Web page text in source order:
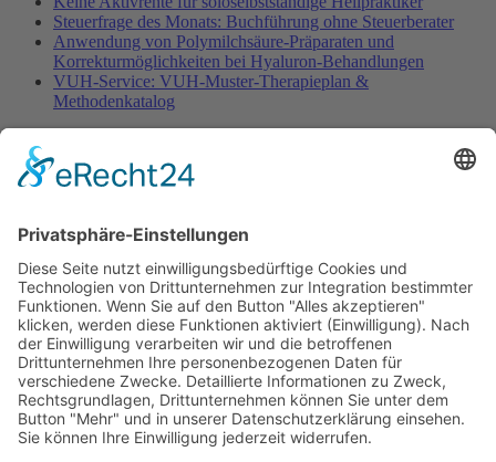
Steuerfrage des Monats: Buchführung ohne Steuerberater
Anwendung von Polymilchsäure-Präparaten und
Korrekturmöglichkeiten bei Hyaluron-Behandlungen
VUH-Service: VUH-Muster-Therapieplan &
Methodenkatalog
Fachinformationen
Erstattungsfähige rezeptfreie Medikamente
Studie: Reduziert das Darmbakterium Bacteroides vulgatus
Heißhunger auf Süßes?
Verband Unabhängiger Heilpraktiker e.V.
Diese E-Mail-Adresse ist vor Spambots geschützt! Zur
Anzeige muss JavaScript eingeschaltet sein!
0261-1349 8000